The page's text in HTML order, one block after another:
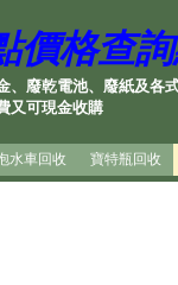
價格查
、廢乾電池、廢紙及各
又可現金收購
水車回收 寶特瓶回收